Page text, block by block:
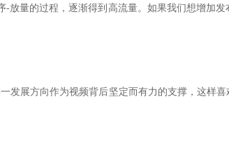
放量的过程，逐渐得到高流量。如果我们想增加发
发展方向作为视频背后坚定而有力的支撑，这样喜